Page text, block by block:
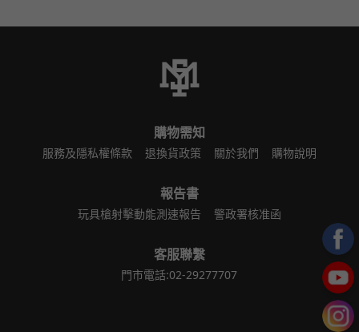
購物需知
服務及隱私權條款 退換貨政策 關於我們 購物說明
報告書
玩具槍射擊動能測速報告 警政署核准函
客服聯繫
門市電話:02-29277707